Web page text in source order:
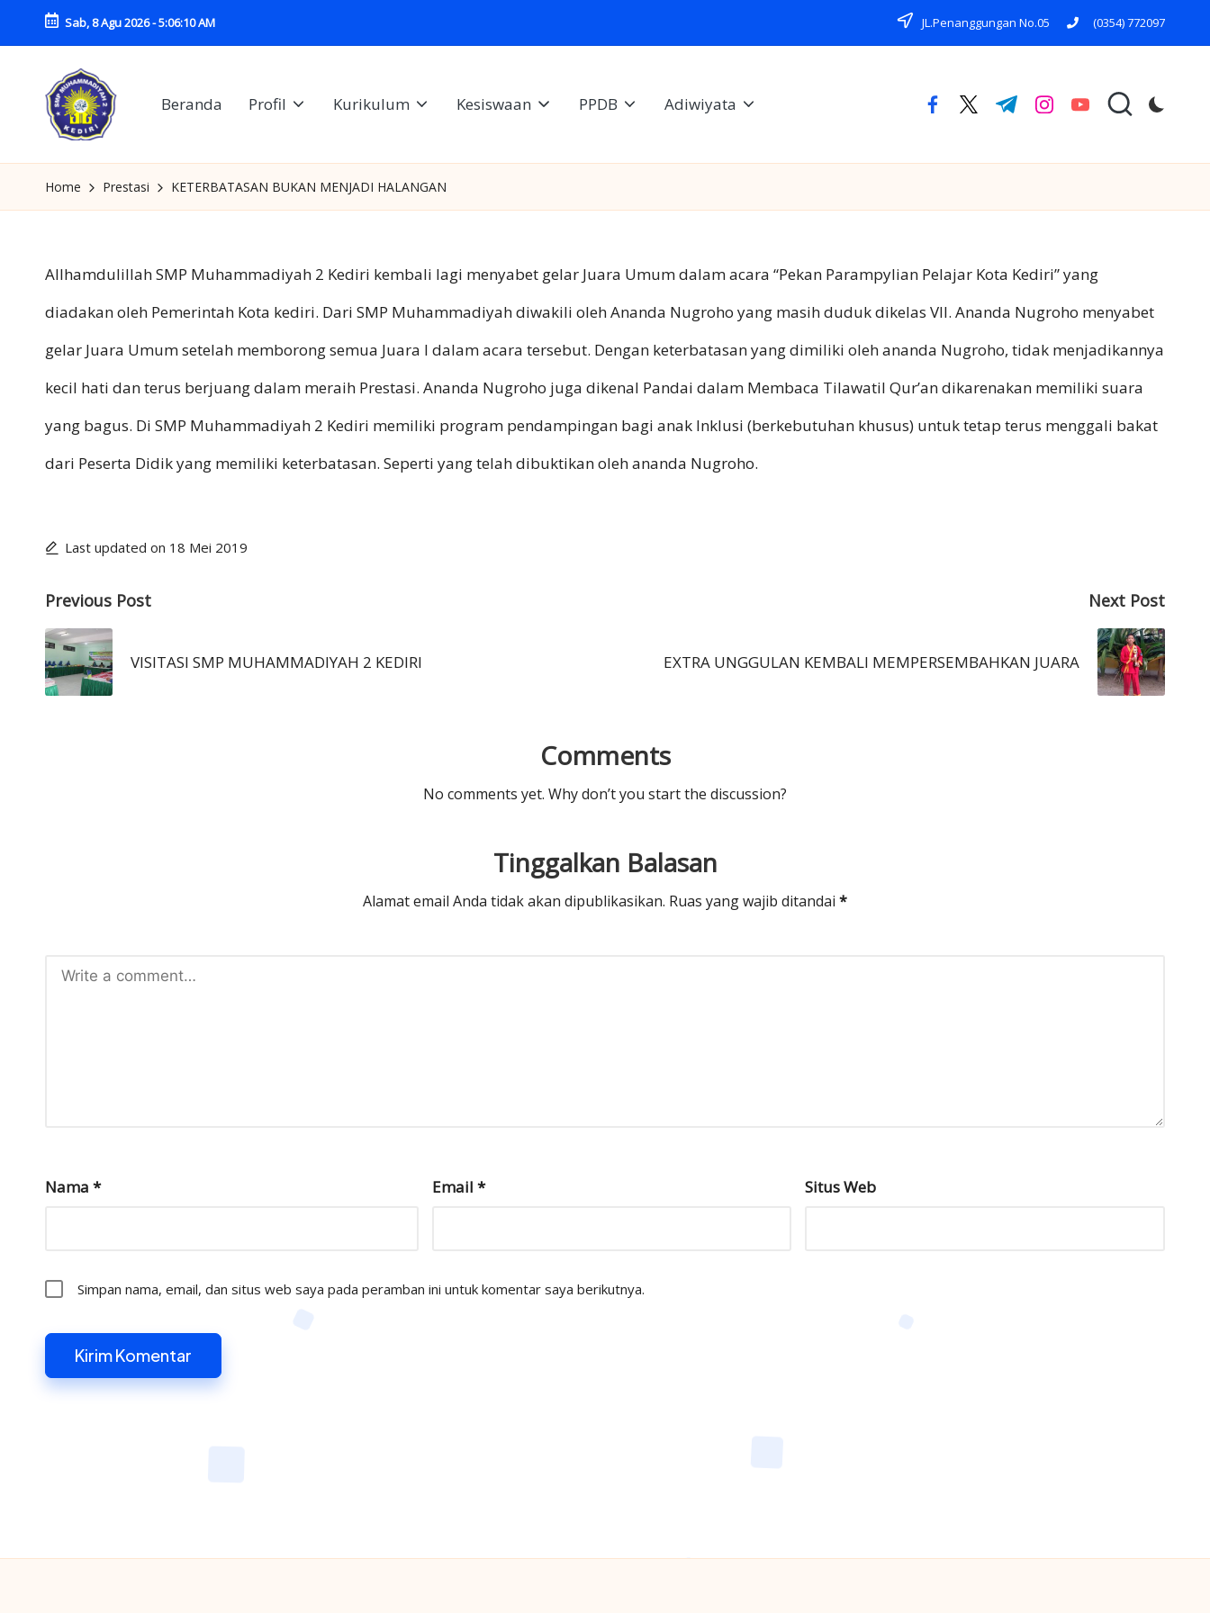
content
Sab, 8 Agu 2026-5:06:10 AM JL.Penanggungan No.05 (0354) 772097
S
M
M
U
H
A
M
M
D
IY
A
H
SMP
KEDIRI
Beranda Profil Kurikulum Kesiswaan PPDB Adiwiyata facebook.com
twitter.com
t.me instagram.com
youtube.com
Home Prestasi KETERBATASAN BUKAN MENJADI HALANGAN
Allhamdulillah SMP Muhammadiyah 2 Kediri kembali lagi menyabet gelar Juara Umum dalam acara “Pekan Parampylian Pelajar Kota Kediri” yang
diadakan oleh Pemerintah Kota kediri. Dari SMP Muhammadiyah diwakili oleh Ananda Nugroho yang masih duduk dikelas VII. Ananda Nugroho menyabet
gelar Juara Umum setelah memborong semua Juara I dalam acara tersebut. Dengan keterbatasan yang dimiliki oleh ananda Nugroho, tidak menjadikannya
kecil hati dan terus berjuang dalam meraih Prestasi. Ananda Nugroho juga dikenal Pandai dalam Membaca Tilawatil Qur’an dikarenakan memiliki suara
yang bagus. Di SMP Muhammadiyah 2 Kediri memiliki program pendampingan bagi anak Inklusi (berkebutuhan khusus) untuk tetap terus menggali bakat
dari Peserta Didik yang memiliki keterbatasan. Seperti yang telah dibuktikan oleh ananda Nugroho.
Last updated on 18 Mei 2019
Post
navigation
Previous Post
VISITASI SMP MUHAMMADIYAH 2 KEDIRI
Next Post
EXTRA UNGGULAN KEMBALI MEMPERSEMBAHKAN JUARA
Comments
No comments yet. Why don’t you start the discussion?
Tinggalkan Balasan
Alamat email Anda tidak akan dipublikasikan. Ruas yang wajib ditandai *
Nama * Email * Situs Web
Simpan nama, email, dan situs web saya pada peramban ini untuk komentar saya berikutnya.